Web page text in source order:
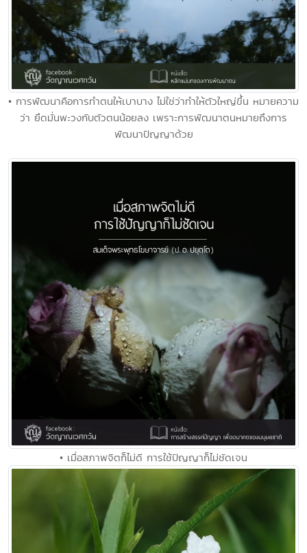
• การพัฒนาคือการทำตนให้เบาบาง ไม่ใช่ว่าทำให้ตัวใหญ่ขึ้น หมายความ
ว่า ยึดมั่นพะวงกับตัวตนน้อยลง เพราะการพัฒนาตนหมายถึงการ
พัฒนาปัญญาด้วย
• เมื่อสภาพจิตก็ไม่ดี การใช้ปัญญาก็ไม่ชัดเจน